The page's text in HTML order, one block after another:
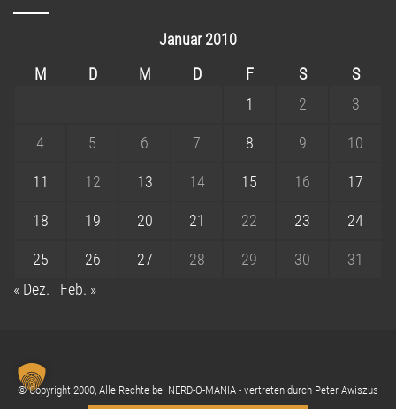
Januar 2010
M
D M D F S
S
1
2 3
4 5 6 7 8 9 10
11 12 13 14 15 16 17
18 19 20 21 22 23 24
25 26 27 28 29 30
31
« Dez.
Feb. »
© Copyright 2000, Alle Rechte bei NERD-O-MANIA - vertreten durch Peter Awiszus